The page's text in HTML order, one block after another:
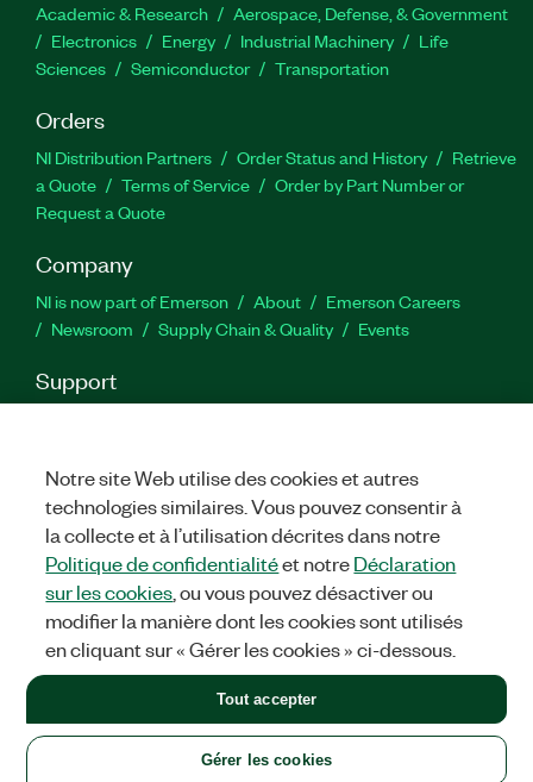
Academic & Research
Aerospace, Defense, & Government
Electronics
Energy Industrial Machinery
Life
Sciences
Semiconductor Transportation
Orders
NI Distribution Partners Order Status and History
Retrieve
a Quote
Terms of Service
Order by Part Number or
Request a Quote
Company
NI is now part of Emerson About
Emerson Careers
Newsroom
Supply Chain & Quality Events
Support
Feedback
Facebook
TwitterLinkedIn
United States
LEGAL|IMPRINT|PRIVACY|Gérer les cookies
©2026NATIONAL INSTRUMENTS CORP. ALL RIGHTS RESERVED.
+1 877 388 1952
Notre site Web utilise des cookies et autres
technologies similaires. Vous pouvez consentir à
la collecte et à l’utilisation décrites dans notre
Politique de confidentialitéet notreDéclaration
sur les cookies , ou vous pouvez désactiver ou
modifier la manière dont les cookies sont utilisés
en cliquant sur « Gérer les cookies » ci-dessous.
Gérer les cookies
Tout accepter